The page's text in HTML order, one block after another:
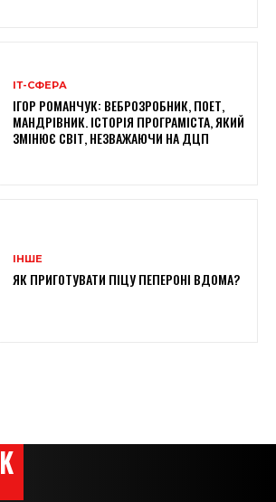
ІТ-СФЕРА
ІГОР РОМАНЧУК: ВЕБРОЗРОБНИК, ПОЕТ,
МАНДРІВНИК. ІСТОРІЯ ПРОГРАМІСТА, ЯКИЙ
ЗМІНЮЄ СВІТ, НЕЗВАЖАЮЧИ НА ДЦП
ІНШЕ
ЯК ПРИГОТУВАТИ ПІЦУ ПЕПЕРОНІ ВДОМА?